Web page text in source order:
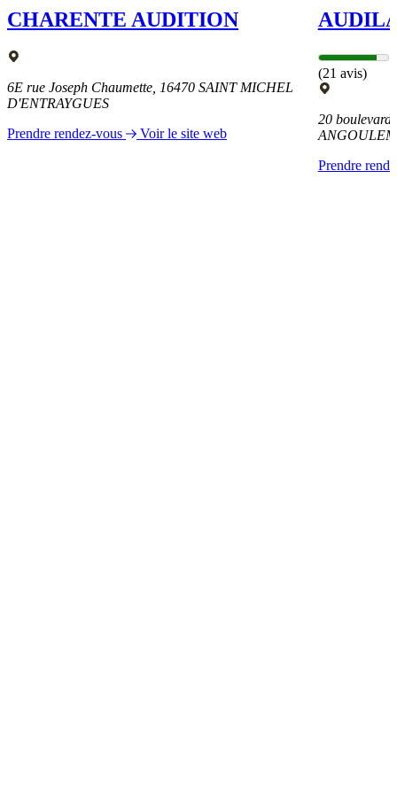
CHARENTE AUDITION
6E rue Joseph Chaumette, 16470 SAINT MICHEL
D'ENTRAYGUES
Prendre rendez-vous
Voir le site web
(21 avis)
20 boulevard
Prendre